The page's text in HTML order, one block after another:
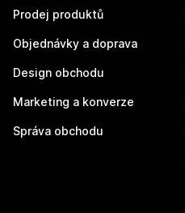
Prodej produktů
Objednávky a doprava
Design obchodu
Marketing a konverze
Správa obchodu